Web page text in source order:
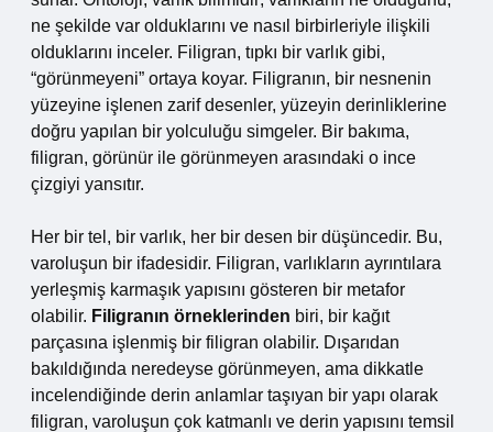
ne şekilde var olduklarını ve nasıl birbirleriyle ilişkili
olduklarını inceler. Filigran, tıpkı bir varlık gibi,
“görünmeyeni” ortaya koyar. Filigranın, bir nesnenin
yüzeyine işlenen zarif desenler, yüzeyin derinliklerine
doğru yapılan bir yolculuğu simgeler. Bir bakıma,
filigran, görünür ile görünmeyen arasındaki o ince
çizgiyi yansıtır.
Her bir tel, bir varlık, her bir desen bir düşüncedir. Bu,
varoluşun bir ifadesidir. Filigran, varlıkların ayrıntılara
yerleşmiş karmaşık yapısını gösteren bir metafor
olabilir. Filigranın örneklerinden biri, bir kağıt
parçasına işlenmiş bir filigran olabilir. Dışarıdan
bakıldığında neredeyse görünmeyen, ama dikkatle
incelendiğinde derin anlamlar taşıyan bir yapı olarak
filigran, varoluşun çok katmanlı ve derin yapısını temsil